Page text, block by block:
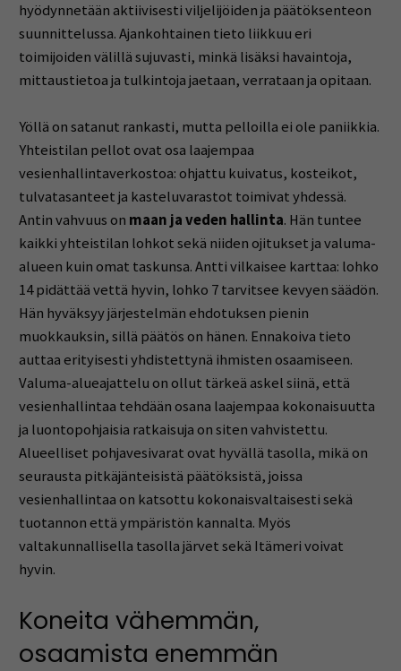
hyödynnetään aktiivisesti viljelijöiden ja päätöksenteon
suunnittelussa. Ajankohtainen tieto liikkuu eri
toimijoiden välillä sujuvasti, minkä lisäksi havaintoja,
mittaustietoa ja tulkintoja jaetaan, verrataan ja opitaan.
Yöllä on satanut rankasti, mutta pelloilla ei ole paniikkia.
Yhteistilan pellot ovat osa laajempaa
vesienhallintaverkostoa: ohjattu kuivatus, kosteikot,
tulvatasanteet ja kasteluvarastot toimivat yhdessä.
Antin vahvuus on maan ja veden hallinta. Hän tuntee
kaikki yhteistilan lohkot sekä niiden ojitukset ja valuma-
alueen kuin omat taskunsa. Antti vilkaisee karttaa: lohko
14 pidättää vettä hyvin, lohko 7 tarvitsee kevyen säädön.
Hän hyväksyy järjestelmän ehdotuksen pienin
muokkauksin, sillä päätös on hänen. Ennakoiva tieto
auttaa erityisesti yhdistettynä ihmisten osaamiseen.
Valuma-alueajattelu on ollut tärkeä askel siinä, että
vesienhallintaa tehdään osana laajempaa kokonaisuutta
ja luontopohjaisia ratkaisuja on siten vahvistettu.
Alueelliset pohjavesivarat ovat hyvällä tasolla, mikä on
seurausta pitkäjänteisistä päätöksistä, joissa
vesienhallintaa on katsottu kokonaisvaltaisesti sekä
tuotannon että ympäristön kannalta. Myös
valtakunnallisella tasolla järvet sekä Itämeri voivat
hyvin.
Koneita vähemmän,
osaamista enemmän